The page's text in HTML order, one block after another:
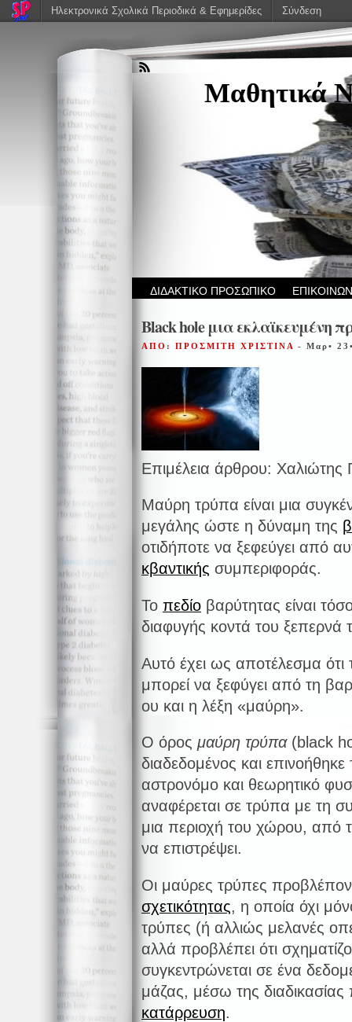
Μαθητικά
ΔΙΔΑΚΤΙΚΟ ΠΡΟΣΩΠΙΚΟ
Black hole μια εκλαϊκευμένη
ΑΠΟ: ΠΡΟΣΜΙΤΗ ΧΡΙΣΤΙΝΑ - Μαρ•
Επιμέλεια άρθρου:
Μαύρη τρύπα είναι μια
μεγάλης ώστε η δύναμη της
οτιδήποτε να ξεφεύγει από
κβαντικής συμπεριφοράς.
Το πεδίο βαρύτητας είναι
διαφυγής κοντά του ξεπερνά
Αυτό έχει ως αποτέλεσμα
μπορεί να ξεφύγει από τη
ου και η λέξη «μαύρη».
Ο όρος μαύρη τρύπα(black
διαδεδομένος και
αστρονόμο και θεωρητικό
αναφέρεται σε τρύπα με τη
μια περιοχή του χώρου, από
να επιστρέψει.
Οι μαύρες τρύπες
σχετικότητας, η οποία όχι
τρύπες (ή αλλιώς μελανές
αλλά προβλέπει ότι
συγκεντρώνεται σε ένα
μάζας, μέσω της διαδικασίας
κατάρρευση.
Ηλεκτρονικά Σχολικά Περιοδικά & Εφημερίδες Σύνδεση